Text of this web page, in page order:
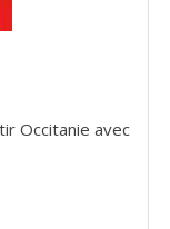
Occitanie avec